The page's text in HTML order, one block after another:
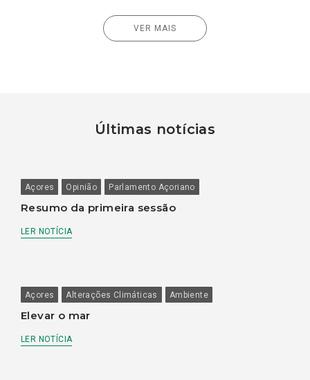
VER MAIS
Últimas notícias
Açores Opinião Parlamento Açoriano
Resumo da primeira sessão
LER NOTÍCIA
Açores Alterações Climáticas Ambiente
Elevar o mar
LER NOTÍCIA